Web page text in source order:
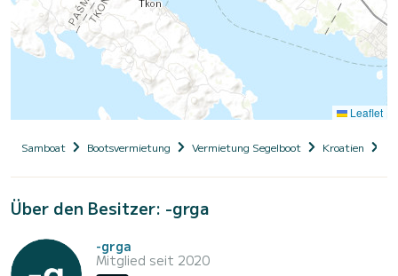
Leaflet
Samboat Bootsvermietung Vermietung Segelboot Kroatien
Über den Besitzer: -grga
-grga
Mitglied seit 2020